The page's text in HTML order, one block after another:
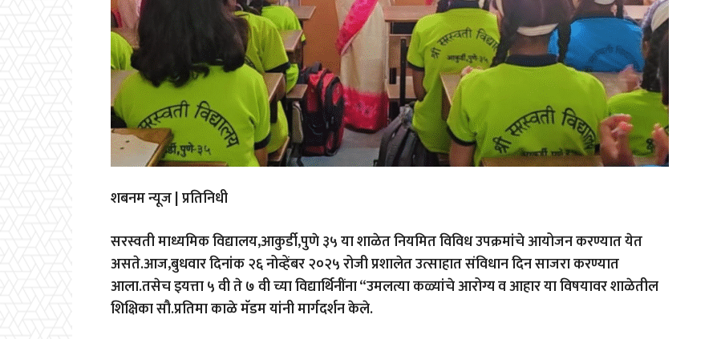
शबनम न्यूज | प्रतिनिधी
सरस्वती माध्यमिक विद्यालय,आकुर्डी,पुणे ३५ या शाळेत नियमित विविध उपक्रमांचे आयोजन करण्यात येत
असते.आज,बुधवार दिनांक २६ नोव्हेंबर २०२५ रोजी प्रशालेत उत्साहात संविधान दिन साजरा करण्यात
आला.तसेच इयत्ता ५ वी ते ७ वी च्या विद्यार्थिनींना “उमलत्या कळ्यांचे आरोग्य व आहार या विषयावर शाळेतील
शिक्षिका सौ.प्रतिमा काळे मॅडम यांनी मार्गदर्शन केले.